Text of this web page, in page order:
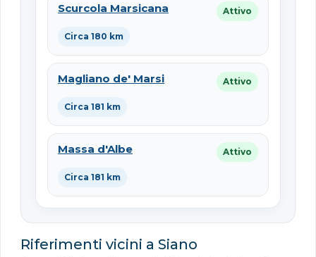
Scurcola Marsicana Attivo
Circa 180 km
Magliano de' Marsi Attivo
Circa 181 km
Massa d'Albe Attivo
Circa 181 km
Riferimenti vicini a Siano